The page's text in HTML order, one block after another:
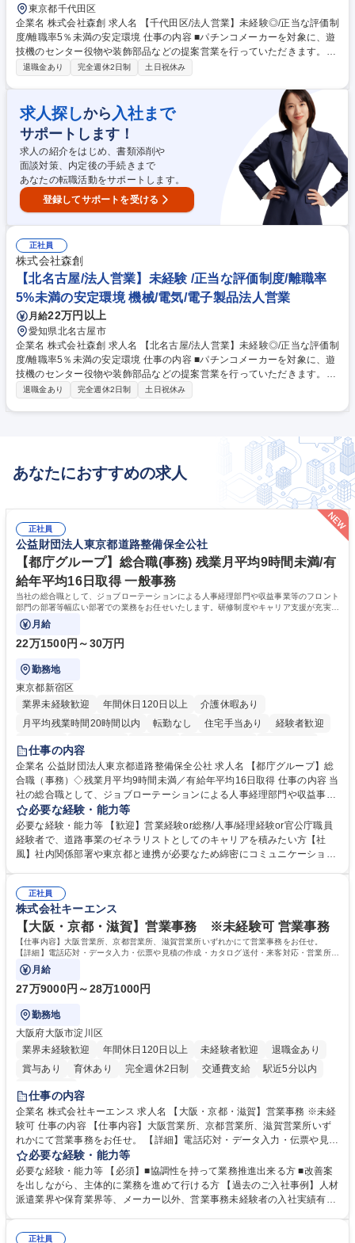
東京都千代田区
企業名 株式会社森創 求人名 【千代田区/法人営業】未経験◎/正当な評価制
度/離職率5％未満の安定環境 仕事の内容 ■パチンコメーカーを対象に、遊
技機のセンター役物や装飾部品などの提案営業を行っていただきます。業
界未経験でも安心してスタートできるOJT体制が整っています。 【業務の
後、設計部に施策の依頼をし、企画書を作成。企画書ができたら、いよい
よコンペに参加します。仕事が受注できたら、生産部へ依頼をし、納品ま
で担当します。 業界未経験でも先輩に同行しながら覚えていきますので、
安心です◎ 業務内容の変更の範囲：当社業務全般 募集職種 【千代田区/法
人営業】未経験◎/正当な評価制度/離職率5％未満の安定環境
退職金あり 完全週休2日制 土日祝休み
求人探しから 入社まで
サポートします！
求人の紹介をはじめ、書類添削や
面談対策、内定後の手続きまで
あなたの転職活動をサポートします。
登録してサポートを受ける
正社員
株式会社森創
【北名古屋/法人営業】未経験 /正当な評価制度/離職率
5%未満の安定環境 機械/電気/電子製品法人営業
月給22万円以上
愛知県北名古屋市
企業名 株式会社森創 求人名 【北名古屋/法人営業】未経験◎/正当な評価制
度/離職率5％未満の安定環境 仕事の内容 ■パチンコメーカーを対象に、遊
技機のセンター役物や装飾部品などの提案営業を行っていただきます。業
界未経験でも安心してスタートできるOJT体制が整っています。 【業務の
で担当します。 業界未経験でも先輩に同行しながら覚えていきますので、
率5％未満の安定環境
退職金あり 完全週休2日制 土日祝休み
あなたにおすすめの求人
正社員
公益財団法人東京都道路整備保全公社
【都庁グループ】総合職(事務) 残業月平均9時間未満/有
給年平均16日取得 一般事務
当社の総合職として、ジョブローテーションによる人事経理部門や収益事業等のフロント
部門の部署等幅広い部署での業務をお任せいたします。研修制度やキャリア支援が充実し
ております！ ※下記業務詳細
月給
22万1500円～30万円
勤務地
東京都新宿区
業界未経験歓迎
年間休日120日以上
介護休暇あり
月平均残業時間20時間以内
転勤なし 住宅手当あり
経験者歓迎
研修あり
退職金あり
駅近5分以内
資格取得手当あり 食事補助あり
仕事の内容
企業名 公益財団法人東京都道路整備保全公社 求人名 【都庁グループ】総
合職（事務）◇残業月平均9時間未満／有給年平均16日取得 仕事の内容 当
社の総合職として、ジョブローテーションによる人事経理部門や収益事業
等のフロント部門の部署等幅広い部署での業務をお任せいたします。研修
制度やキャリア支援が充実しております！ ※下記業務詳細 【業務詳細】■
管理部門：広報、人事、経理など当公社の運営に係る管理業務 ■収益部
門：駐車場の新規開拓、管理運営、新宿駅西口広場の「イベントコーナ
道路施設や道路工事現場の見学ツアー事業 ※入社後は上記いずれかの部門
へ配属。※業務内容変更の範囲：会社の定める業務 募集職種 【都庁グル
ープ】総合職（事務）◇残業月平均9時間未満／有給年平均16日取得
必要な経験・能力等
必要な経験・能力等 【歓迎】営業経験or総務/人事/経理経験or官公庁職員
経験者で、道路事業のゼネラリストとしてのキャリアを積みたい方【社
風】社内関係部署や東京都と連携が必要なため綿密にコミュニケーション
部門など多岐に渡る業務を経験できます。 ■様々なプロジェクト：駐車場
事業の他、新宿駅西口広場内に設置された照明を兼ねた広告「ブライトサ
イン」の管理運営を行うなど、事業収益を生み出す活動を積極的に行って
います。 学歴・資格 学歴：大学院 大学 高専 短大 専修学校 高校 語学力：
資格：
正社員
株式会社キーエンス
【大阪・京都・滋賀】営業事務 ※未経験可 営業事務
【仕事内容】大阪営業所、京都営業所、滋賀営業所いずれかにて営業事務をお任せ。
【詳細】電話応対・データ入力・伝票や見積の作成・カタログ送付・来客対応・営業所内
で発生する事務業務や業務改善をお任せ。
月給
27万9000円～28万1000円
勤務地
大阪府大阪市淀川区
業界未経験歓迎
年間休日120日以上 未経験者歓迎
退職金あり
賞与あり
育休あり 完全週休2日制 交通費支給
駅近5分以内
土日祝休み
仕事の内容
企業名 株式会社キーエンス 求人名 【大阪・京都・滋賀】営業事務 ※未経
験可 仕事の内容 【仕事内容】大阪営業所、京都営業所、滋賀営業所いず
れかにて営業事務をお任せ。 【詳細】電話応対・データ入力・伝票や見積
の作成・カタログ送付・来客対応・営業所内で発生する事務業務や業務改
善をお任せ。 【教育制度】ご入社後、育成担当とペアになりながらOJTに
て業務を覚えていただくことが可能です。業務システムがきちんと構築さ
れているため、スムーズに仕事に慣れることができる環境です。また、
募集職種 【大阪・京都・滋賀】営業事務 ※未経験可
必要な経験・能力等
必要な経験・能力等 【必須】■協調性を持って業務推進出来る方 ■改善案
を出しながら、主体的に業務を進めて行ける方 【過去のご入社事例】人材
派遣業界や保育業界等、メーカー以外、営業事務未経験者の入社実績有
正社員